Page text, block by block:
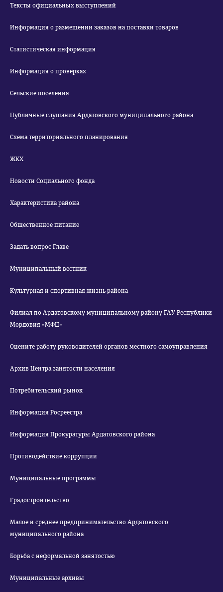
Тексты официальных выступлений
Информация о размещении заказов на поставки товаров
Статистическая информация
Информация о проверках
Сельские поселения
Публичные слушания Ардатовского муниципального района
Схема территориального планирования
ЖКХ
Новости Социального фонда
Характеристика района
Общественное питание
Задать вопрос Главе
Муниципальный вестник
Культурная и спортивная жизнь района
Филиал по Ардатовскому муниципальному району ГАУ Республики
Мордовия «МФЦ»
Оцените работу руководителей органов местного самоуправления
Архив Центра занятости населения
Потребительский рынок
Информация Росреестра
Информация Прокуратуры Ардатовского района
Противодействие коррупции
Муниципальные программы
Градостроительство
Малое и среднее предпринимательство Ардатовского
муниципального района
Борьба с неформальной занятостью
Муниципальные архивы